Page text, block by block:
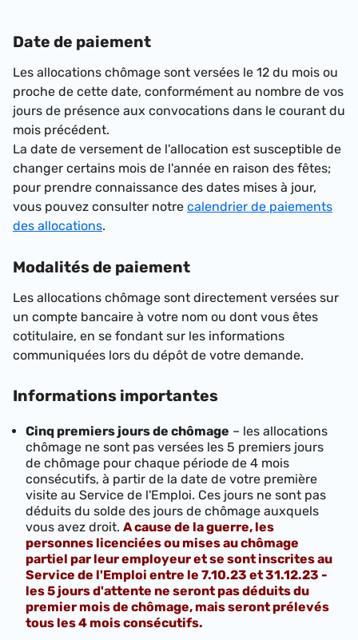
Date de paiement
Les allocations chômage sont versées le 12 du mois ou
proche de cette date, conformément au nombre de vos
jours de présence aux convocations dans le courant du
mois précédent.
La date de versement de l'allocation est susceptible de
changer certains mois de l'année en raison des fêtes;
pour prendre connaissance des dates mises à jour,
vous pouvez consulter notre calendrier de paiements
des allocations.
Modalités de paiement
Les allocations chômage sont directement versées sur
un compte bancaire à votre nom ou dont vous êtes
cotitulaire, en se fondant sur les informations
communiquées lors du dépôt de votre demande.
Informations importantes
Cinq premiers jours de chômage – les allocations
chômage ne sont pas versées les 5 premiers jours
de chômage pour chaque période de 4 mois
consécutifs, à partir de la date de votre première
visite au Service de l'Emploi. Ces jours ne sont pas
déduits du solde des jours de chômage auxquels
vous avez droit. A cause de la guerre, les
personnes licenciées ou mises au chômage
partiel par leur employeur et se sont inscrites au
Service de l'Emploi entre le 7.10.23 et 31.12.23 -
les 5 jours d'attente ne seront pas déduits du
premier mois de chômage, mais seront prélevés
tous les 4 mois consécutifs.